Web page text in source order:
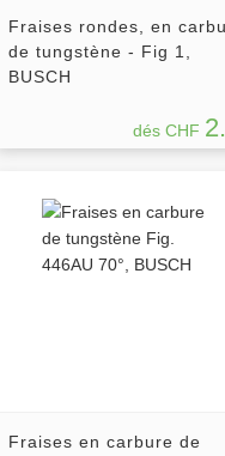
Fraises rondes, en
de tungstène - Fig 1,
BUSCH
dés CHF
Fraises en carbure de